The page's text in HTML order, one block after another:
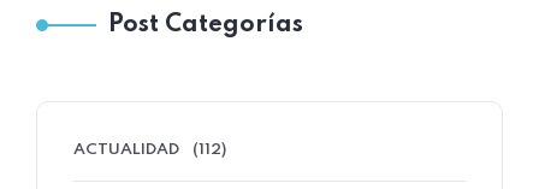
Post Categorías
ACTUALIDAD (112)